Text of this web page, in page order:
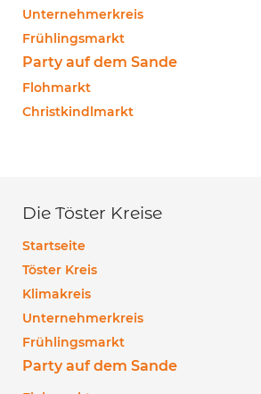
Unternehmerkreis
Frühlingsmarkt
Party auf dem Sande
Flohmarkt
Christkindlmarkt
Die Töster Kreise
Startseite
Töster Kreis
Klimakreis
Unternehmerkreis
Frühlingsmarkt
Party auf dem Sande